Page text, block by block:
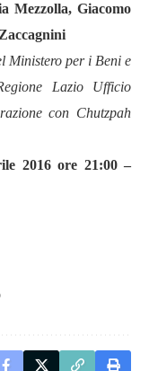
Mezzolla, Giacomo
Ministero per i Beni e
Lazio Ufficio
con Chutzpah
2016 ore 21:00 –